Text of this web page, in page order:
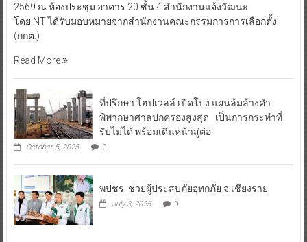
2569 ณ ห้องประชุม อาคาร 20 ชั้น 4 สำนักงานแจ้งวัฒนะ
โดย NT ได้รับมอบหมายจากสำนักงานคณะกรรมการการเลือกตั้ง
(กกต.)
Read More
ที่ปรึกษา โฮปเวลล์ เปิดโปง แผนล้มล้างคำ
พิพากษาศาลปกครองสูงสุด เป็นการกระทำที่
รับไม่ได้ พร้อมเดินหน้าสู่ต่อ
October 5, 2025 0
พปชร. ช่วยผู้ประสบภัยอุทกภัย จ.เชียงราย
July 3, 2025 0